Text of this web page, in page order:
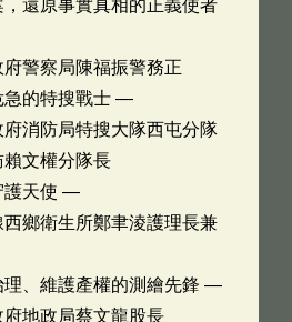
還原事實真相的正義使者
警察局陳福振警務正
急的特搜戰士 —
消防局特搜大隊西屯分隊
文權分隊長
護天使 —
鄉衛生所鄭聿淩護理長兼
理、維護產權的測繪先鋒 —
地政局蔡文龍股長